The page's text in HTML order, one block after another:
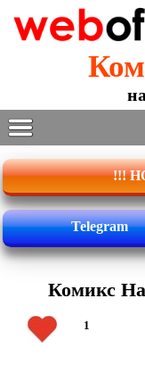
!!!
Telegram
Комикс
1